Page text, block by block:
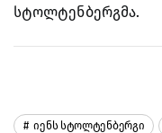
სტოლტენბერგმა.
Იენს Სტოლტენბერგი